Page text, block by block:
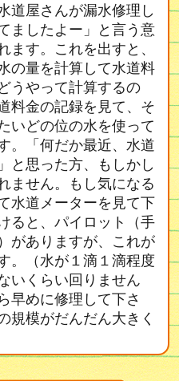
道屋さんが漏水修理し
ましたよー」と言う意
ます。これを出すと、
の量を計算して水道料
うやって計算するの
料金の記録を見て、そ
いどの位の水を使って
。「何だか最近、水道
と思った方、もしかし
ません。もし気になる
水道メーターを見て下
ると、パイロット（手
がありますが、これが
。（水が１滴１滴程度
いくらい回りません
早めに修理して下さ
規模がだんだん大きく